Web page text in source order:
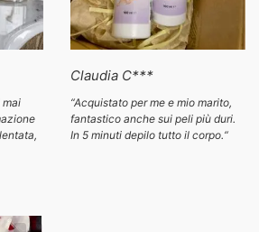
mai
Claudia C***
“Acquistato per me e mio marito,
fantastico anche sui peli più duri.
In 5 minuti depilo tutto il corpo.“